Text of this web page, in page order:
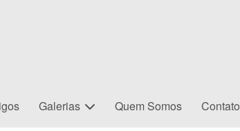
Galerias Quem Somos Contato